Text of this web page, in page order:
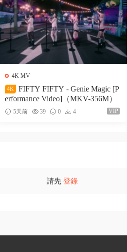
4K MV
4K
FIFTY FIFTY - Genie Magic [P
erformance Video]（MKV-356M）
5天前 39 0 4 VIP
請先 登錄